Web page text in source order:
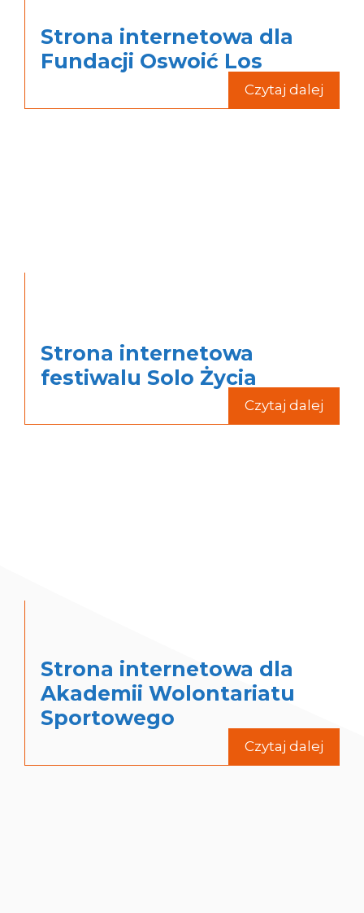
Strona internetowa dla
Fundacji Oswoić Los
Czytaj dalej
Strona internetowa
festiwalu Solo Życia
Czytaj dalej
Strona internetowa dla
Akademii Wolontariatu
Sportowego
Czytaj dalej